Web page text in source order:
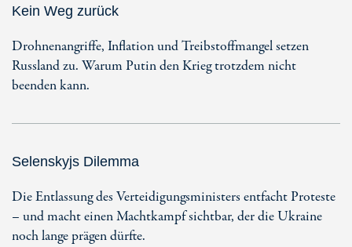
Kein Weg zurück
Drohnenangriffe, Inflation und Treibstoffmangel setzen
Russland zu. Warum Putin den Krieg trotzdem nicht
beenden kann.
Selenskyjs Dilemma
Die Entlassung des Verteidigungsministers entfacht Proteste
– und macht einen Machtkampf sichtbar, der die Ukraine
noch lange prägen dürfte.